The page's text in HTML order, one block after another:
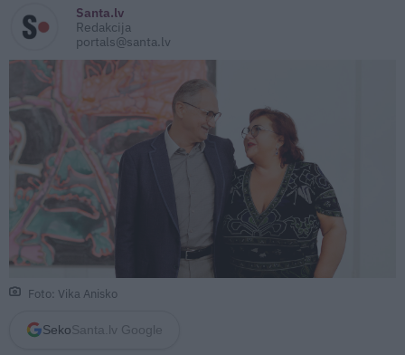
Santa.lv
Redakcija
portals@santa.lv
Foto: Vika Anisko
Seko Santa.lv Google